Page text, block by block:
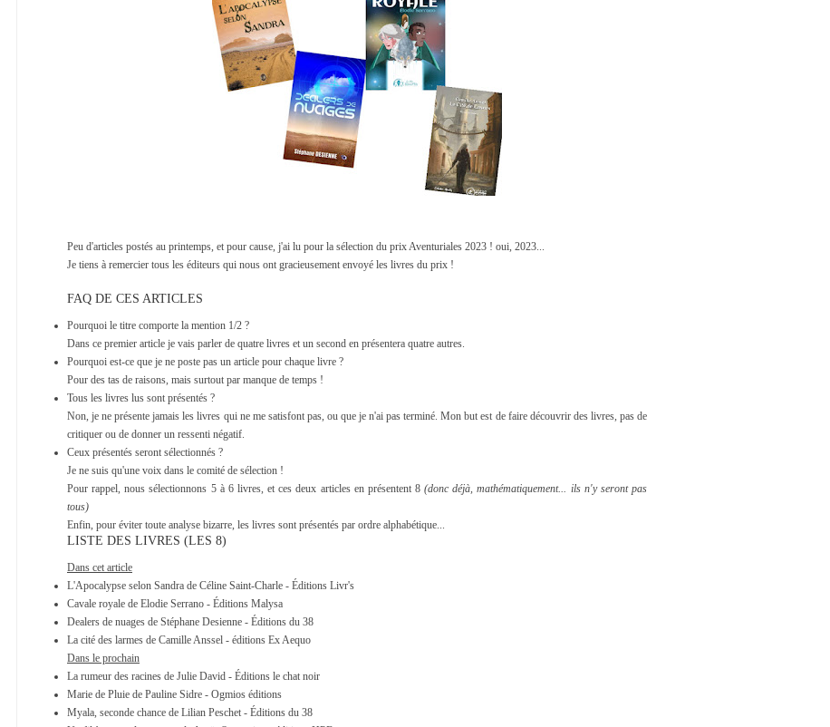
Peu d'articles postés au printemps, et pour cause, j'ai lu pour la sélection du prix Aventuriales 2023 ! oui, 2023...
Je tiens à remercier tous les éditeurs qui nous ont gracieusement envoyé les livres du prix !
FAQ DE CES ARTICLES
Pourquoi le titre comporte la mention 1/2 ?
Dans ce premier article je vais parler de quatre livres et un second en présentera quatre autres.
Pourquoi est-ce que je ne poste pas un article pour chaque livre ?
Pour des tas de raisons, mais surtout par manque de temps !
Tous les livres lus sont présentés ?
Non, je ne présente jamais les livres qui ne me satisfont pas, ou que je n'ai pas terminé. Mon but est de faire découvrir des livres, pas de
critiquer ou de donner un ressenti négatif.
Ceux présentés seront sélectionnés ?
Je ne suis qu'une voix dans le comité de sélection !
Pour rappel, nous sélectionnons 5 à 6 livres, et ces deux articles en présentent 8(donc déjà, mathématiquement... ils n'y seront pas
tous)
Enfin, pour éviter toute analyse bizarre, les livres sont présentés par ordre alphabétique...
LISTE DES LIVRES (LES 8)
Dans cet article
L'Apocalypse selon Sandra de Céline Saint-Charle - Éditions Livr's
Cavale royale de Elodie Serrano - Éditions Malysa
Dealers de nuages de Stéphane Desienne - Éditions du 38
La cité des larmes de Camille Anssel - éditions Ex Aequo
Dans le prochain
La rumeur des racines de Julie David - Éditions le chat noir
Marie de Pluie de Pauline Sidre - Ogmios éditions
Myala, seconde chance de Lilian Peschet - Éditions du 38